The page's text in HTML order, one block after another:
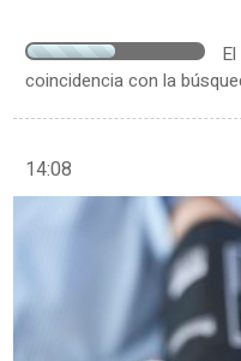
coincidencia con la
14:08